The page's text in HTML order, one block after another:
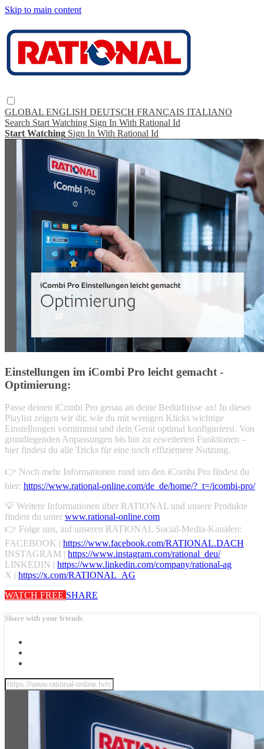
Skip to main content
GLOBAL ENGLISH DEUTSCH FRANÇAIS ITALIANO
Search Start Watching Sign In With Rational Id
Start Watching Sign In With Rational Id
Einstellungen im iCombi Pro leicht gemacht -
Optimierung:
Passe deinen iCombi Pro genau an deine Bedürfnisse an! In dieser
Playlist zeigen wir dir, wie du mit wenigen Klicks wichtige
Einstellungen vornimmst und dein Gerät optimal konfigurierst. Von
grundlegenden Anpassungen bis hin zu erweiterten Funktionen –
hier findest du alle Tricks für eine noch effizientere Nutzung.
👉 Noch mehr Informationen rund um den iCombi Pro findest du
hier: https://www.rational-online.com/de_de/home/?_t=/icombi-pro/
💡 Weitere Informationen über RATIONAL und unsere Produkte
findest du unter www.rational-online.com
👉 Folge uns, auf unseren RATIONAL Social-Media-Kanälen:
FACEBOOK | https://www.facebook.com/RATIONAL.DACH
INSTAGRAM | https://www.instagram.com/rational_deu/
LINKEDIN | https://www.linkedin.com/company/rational-ag
X | https://x.com/RATIONAL_AG
WATCH FREE SHARE
Share with your friends